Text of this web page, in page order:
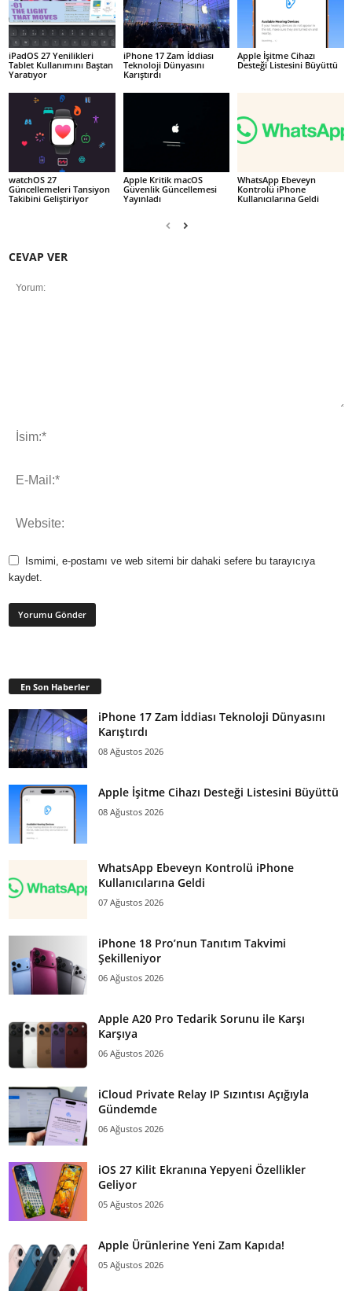
iPadOS 27 Yenilikleri
Tablet Kullanımını Baştan
Yaratıyor
iPhone 17 Zam İddiası
Teknoloji Dünyasını
Karıştırdı
Apple İşitme Cihazı
Desteği Listesini Büyüttü
watchOS 27
Güncellemeleri Tansiyon
Takibini Geliştiriyor
Apple Kritik macOS
Güvenlik Güncellemesi
Yayınladı
WhatsApp Ebeveyn
Kontrolü iPhone
Kullanıcılarına Geldi
CEVAP VER
Ismimi, e-postamı ve web sitemi bir dahaki sefere bu tarayıcıya
kaydet.
En Son Haberler
iPhone 17 Zam İddiası Teknoloji Dünyasını
Karıştırdı
08 Ağustos 2026
Apple İşitme Cihazı Desteği Listesini Büyüttü
08 Ağustos 2026
WhatsApp Ebeveyn Kontrolü iPhone
Kullanıcılarına Geldi
07 Ağustos 2026
iPhone 18 Pro’nun Tanıtım Takvimi
Şekilleniyor
06 Ağustos 2026
Apple A20 Pro Tedarik Sorunu ile Karşı
Karşıya
06 Ağustos 2026
iCloud Private Relay IP Sızıntısı Açığıyla
Gündemde
06 Ağustos 2026
iOS 27 Kilit Ekranına Yepyeni Özellikler
Geliyor
05 Ağustos 2026
Apple Ürünlerine Yeni Zam Kapıda!
05 Ağustos 2026